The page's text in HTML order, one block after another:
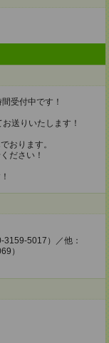
受付中です！
送りいたします！
おります。
ださい！
5017）／他：
）